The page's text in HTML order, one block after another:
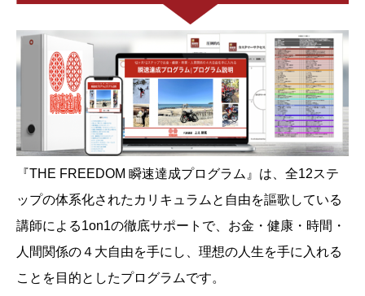
『THE FREEDOM 瞬速達成プログラム』は、全12ステ
ップの体系化されたカリキュラムと自由を謳歌している
講師による1on1の徹底サポートで、お金・健康・時間・
人間関係の４大自由を手にし、理想の人生を手に入れる
ことを目的としたプログラムです。